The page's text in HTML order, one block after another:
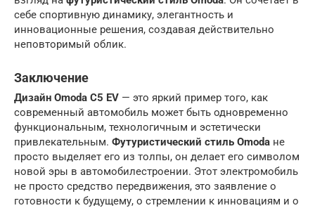
себе спортивную динамику, элегантность и
инновационные решения, создавая действительно
неповторимый облик.
Заключение
Дизайн Omoda C5 EV — это яркий пример того, как
современный автомобиль может быть одновременно
функциональным, технологичным и эстетически
привлекательным. Футуристический стиль Omoda не
просто выделяет его из толпы, он делает его символом
новой эры в автомобилестроении. Этот электромобиль
не просто средство передвижения, это заявление о
готовности к будущему, о стремлении к инновациям и о